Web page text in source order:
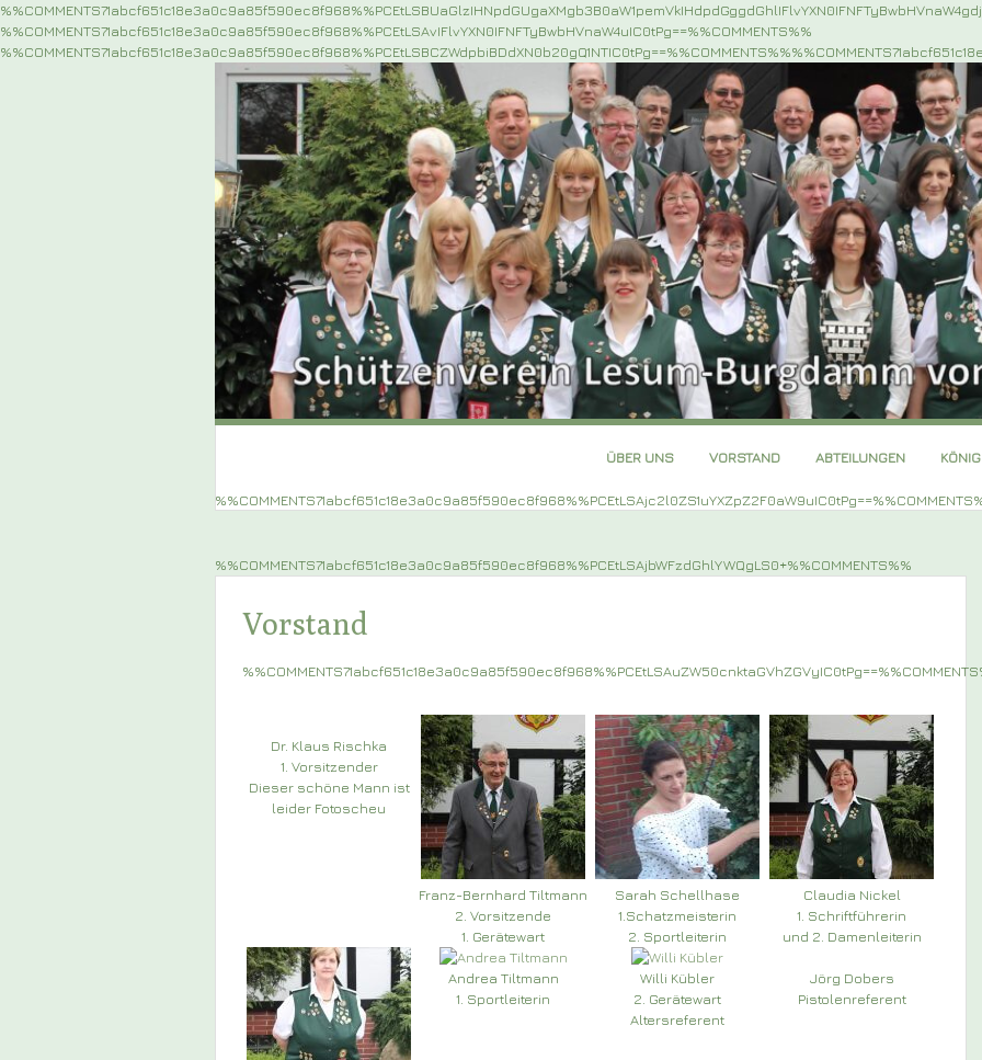
%%COMMENTS71abcf651c18e3a0c9a85f590ec8f968%%PCEtLSAvIFlvYXN0IFNFTyBwbHVnaW4uIC0tPg==%%COMMENTS%%
ÜBER UNS VORSTAND ABTEILUNGEN
%%COMMENTS71abcf651c18e3a0c9a85f590ec8f968%%PCEtLSAjbWFzdGhlYWQgLS0+%%COMMENTS%%
Vorstand
Dr. Klaus Rischka
1. Vorsitzender
Dieser schöne Mann ist
leider Fotoscheu
Franz-Bernhard Tiltmann
2. Vorsitzende
1. Gerätewart
Sarah Schellhase
1.Schatzmeisterin
2. Sportleiterin
Claudia Nickel
1. Schriftführerin
und 2. Damenleiterin
Andrea Tiltmann
1. Sportleiterin
Willi Kübler
2. Gerätewart
Altersreferent
Jörg Dobers
Pistolenreferent